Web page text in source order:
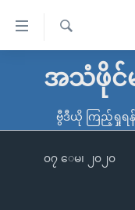
လွယ်ကူ
သည့်
မူလစာမျက်နှာ
ကမ္ဘာ့သတင်းများ
နိုင်ငံတကာ
ရ
အသံဖိုင်မ
ဗွီဒီယို ကြည့်ရှုရန်
၀၇ ေမ၊ ၂၀၂၀